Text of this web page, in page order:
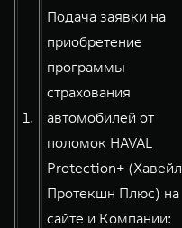
WEY 80
Масштаб возможностей
от 6 449 000 ₽
1.
Подача заявки на
приобретение
программы
страхования
автомобилей от
поломок HAVAL
Protection+ (Хавейл
Протекшн Плюс) на
сайте и Компании: